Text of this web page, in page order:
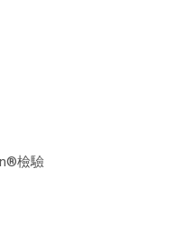
檢驗